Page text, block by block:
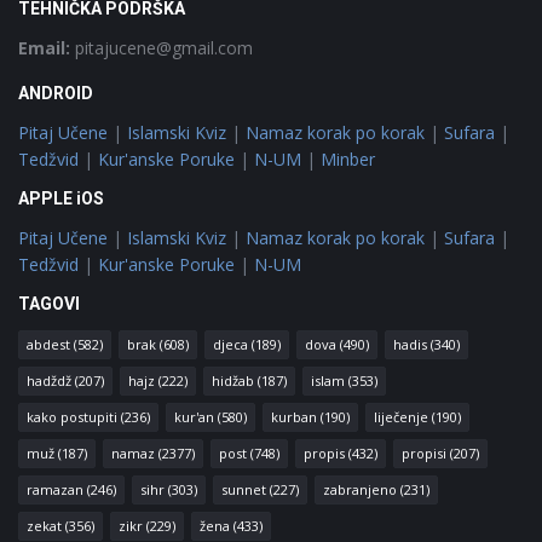
TEHNIČKA PODRŠKA
Email: pitajucene@gmail.com
ANDROID
Pitaj Učene | Islamski Kviz | Namaz korak po korak | Sufara |
Tedžvid | Kur'anske Poruke | N-UM | Minber
APPLE iOS
Pitaj Učene | Islamski Kviz | Namaz korak po korak | Sufara |
Tedžvid | Kur'anske Poruke | N-UM
TAGOVI
abdest (582) brak (608) djeca (189) dova (490) hadis (340)
hadždž (207) hajz (222) hidžab (187) islam (353)
kako postupiti (236) kur'an (580) kurban (190) liječenje (190)
muž (187) namaz (2377) post (748) propis (432) propisi (207)
ramazan (246) sihr (303) sunnet (227) zabranjeno (231)
zekat (356) zikr (229) žena (433)